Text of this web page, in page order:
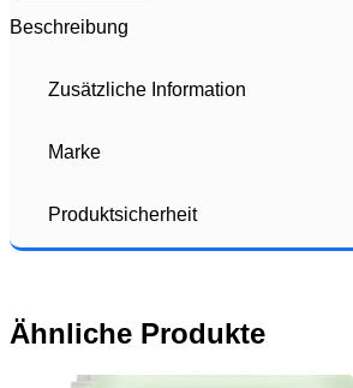
Beschreibung
Zusätzliche Information
Marke
Produktsicherheit
Ähnliche Produkte